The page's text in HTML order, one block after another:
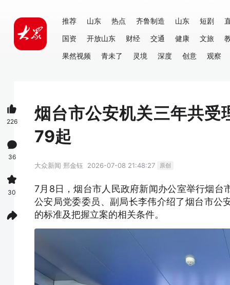
推荐 山东 热点 齐鲁制造 山东 短剧
国资
开放山东 财经 交通 健康 文旅
果然视频
青未了 灵境 深度 创意 观察
烟台市公安机关三年共受
79起
大众新闻 邢金钰 2026-07-08 21:48:27 原创
7月8日，烟台市人民政府新闻办公室举行烟台
公安局党委委员、副局长李伟介绍了烟台市公
的标准及把握立案的相关条件。
226
36
30